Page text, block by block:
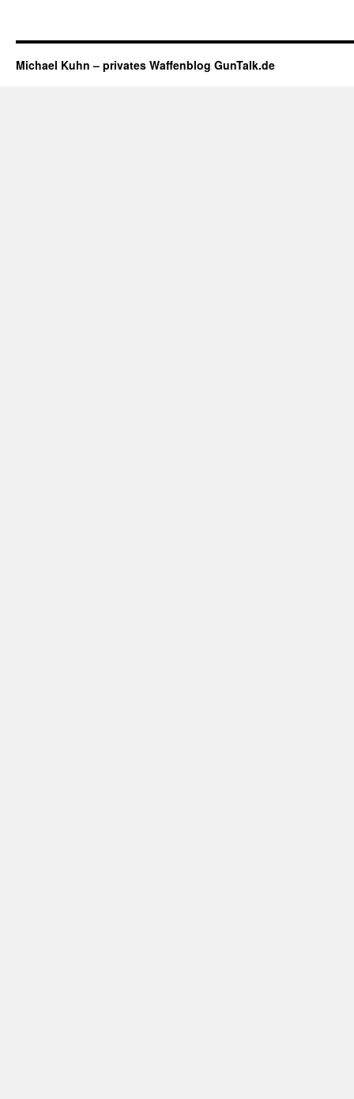
Michael Kuhn – privates Waffenblog GunTalk.de